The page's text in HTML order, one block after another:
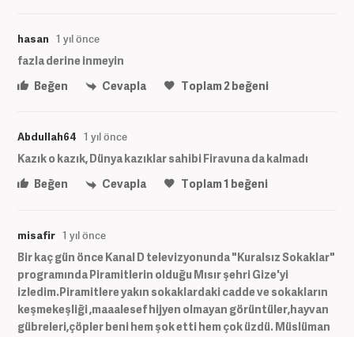
hasan 1 yıl önce
fazla derine inmeyin
Beğen
Cevapla Toplam2beğeni
Abdullah64 1 yıl önce
Kazık o kazık, Dünya kazıklar sahibi Firavuna da kalmadı
Beğen
Cevapla Toplam1 beğeni
misafir 1 yıl önce
Bir kaç gün önce Kanal D televizyonunda "Kuralsız Sokaklar"
programında Piramitlerin olduğu Mısır şehri Gize'yi
izledim.Piramitlere yakın sokaklardaki cadde ve sokakların
keşmekeşliği ,maaalesef hijyen olmayan görüntüler,hayvan
gübreleri,çöpler beni hem şok etti hem çok üzdü. Müslüman